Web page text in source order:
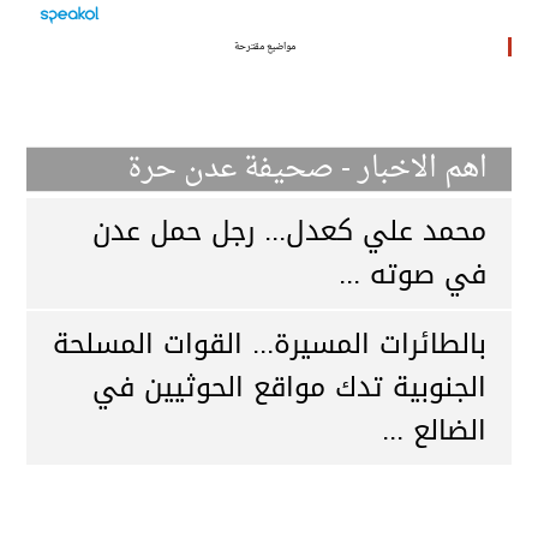
مواضيع مقترحة
اهم الاخبار - صحيفة عدن حرة
محمد علي كعدل... رجل حمل عدن
في صوته ...
بالطائرات المسيرة... القوات المسلحة
الجنوبية تدك مواقع الحوثيين في
الضالع ...